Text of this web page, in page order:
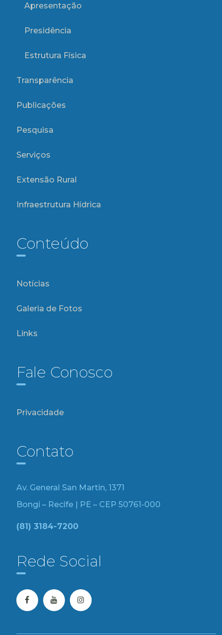
Apresentação
Presidência
Estrutura Física
Transparência
Publicações
Pesquisa
Serviços
Extensão Rural
Infraestrutura Hídrica
Conteúdo
Notícias
Galeria de Fotos
Links
Fale Conosco
Privacidade
Contato
Av. General San Martin, 1371
Bongi – Recife | PE – CEP 50761-000
(81) 3184-7200
Rede Social